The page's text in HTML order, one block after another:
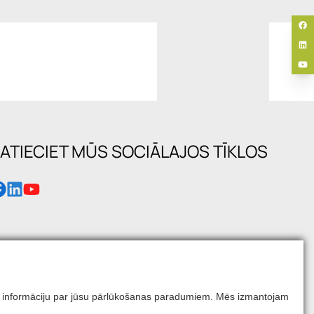
MŪS SOCIĀLAJOS TĪKLOS
par jūsu pārlūkošanas paradumiem. Mēs izmantojam